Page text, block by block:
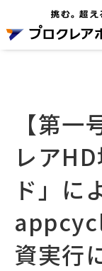
【第
レア
ド」に
資実行